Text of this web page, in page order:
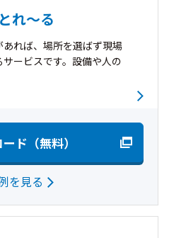
れ～る
れば、場所を選ばず現場
ービスです。設備や人の
ド（無料）
を見る